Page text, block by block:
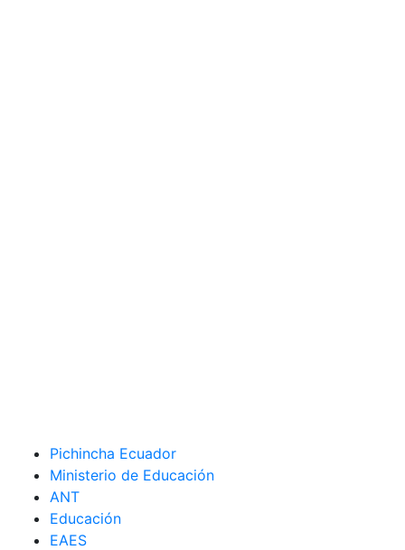
Pichincha Ecuador
Ministerio de Educación
ANT
Educación
EAES